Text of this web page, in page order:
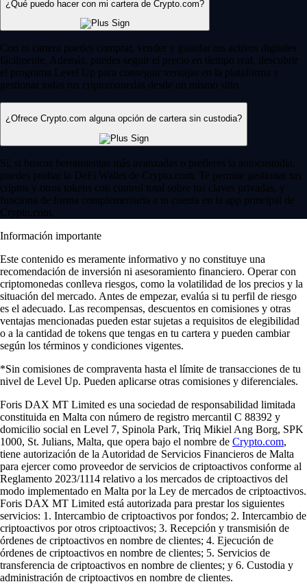
¿Qué puedo hacer con mi cartera de Crypto.com?
Con tu cartera puedes comprar, vender y guardar tus activos digitales
fácilmente. Además, puedes seguir el precio en tiempo real, descubrir
el programa Level Up para conseguir ventajas en la plataforma y
gestionar todas tus criptomonedas desde un mismo sitio.
¿Ofrece Crypto.com alguna opción de cartera sin custodia?
Sí, si buscas herramientas más avanzadas o prefieres la autocustodia,
puedes probar la DeFi Wallet de Crypto.com. Te permite gestionar tus
criptos y otros tokens con control total sobre tus claves privadas, y
funciona de forma complementaria a tu cuenta en la app principal de
Crypto.com.
Información importante
Este contenido es meramente informativo y no constituye una
recomendación de inversión ni asesoramiento financiero. Operar con
criptomonedas conlleva riesgos, como la volatilidad de los precios y la
situación del mercado. Antes de empezar, evalúa si tu perfil de riesgo
es el adecuado. Las recompensas, descuentos en comisiones y otras
ventajas mencionadas pueden estar sujetas a requisitos de elegibilidad
o a la cantidad de tokens que tengas en tu cartera y pueden cambiar
según los términos y condiciones vigentes.
*Sin comisiones de compraventa hasta el límite de transacciones de tu
nivel de Level Up. Pueden aplicarse otras comisiones y diferenciales.
Foris DAX MT Limited es una sociedad de responsabilidad limitada
constituida en Malta con número de registro mercantil C 88392 y
domicilio social en Level 7, Spinola Park, Triq Mikiel Ang Borg, SPK
1000, St. Julians, Malta, que opera bajo el nombre de Crypto.com,
tiene autorización de la Autoridad de Servicios Financieros de Malta
para ejercer como proveedor de servicios de criptoactivos conforme al
Reglamento 2023/1114 relativo a los mercados de criptoactivos del
modo implementado en Malta por la Ley de mercados de criptoactivos.
Foris DAX MT Limited está autorizada para prestar los siguientes
servicios: 1. Intercambio de criptoactivos por fondos; 2. Intercambio de
criptoactivos por otros criptoactivos; 3. Recepción y transmisión de
órdenes de criptoactivos en nombre de clientes; 4. Ejecución de
órdenes de criptoactivos en nombre de clientes; 5. Servicios de
transferencia de criptoactivos en nombre de clientes; y 6. Custodia y
administración de criptoactivos en nombre de clientes.